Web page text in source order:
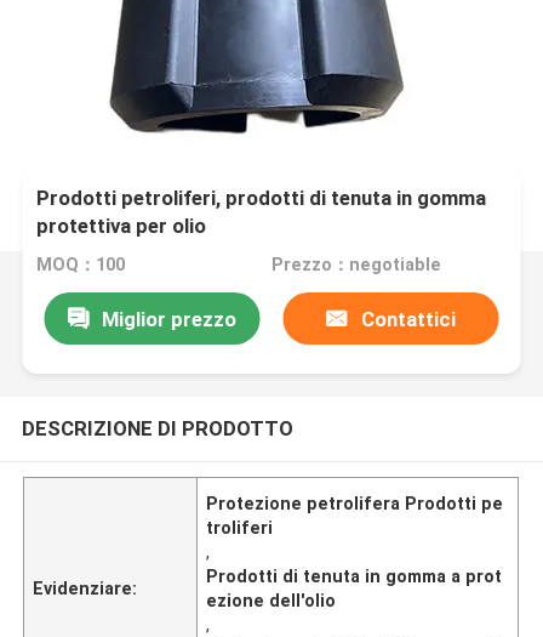
Prodotti petroliferi, prodotti di tenuta in gomma
protettiva per olio
MOQ：100 Prezzo：negotiable
Miglior prezzo Contattici
DESCRIZIONE DI PRODOTTO
Evidenziare:
Protezione petrolifera Prodotti pe
troliferi
,
Prodotti di tenuta in gomma a prot
ezione dell'olio
,